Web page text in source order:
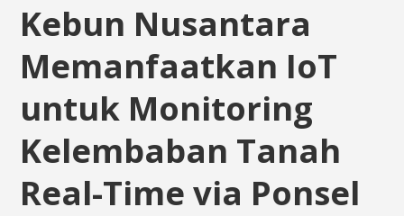
Kebun Nusantara
Memanfaatkan IoT
untuk Monitoring
Kelembaban Tanah
Real-Time via Ponsel